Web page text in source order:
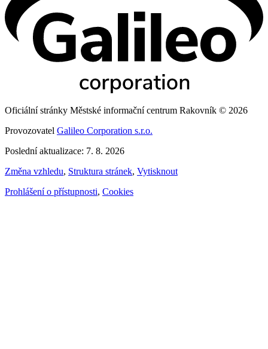
Oficiální stránky Městské informační centrum Rakovník © 2026
Provozovatel Galileo Corporation s.r.o.
Poslední aktualizace: 7. 8. 2026
Změna vzhledu, Struktura stránek, Vytisknout
Prohlášení o přístupnosti, Cookies